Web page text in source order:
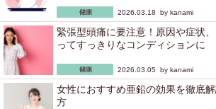
2026.03.18 by kanami
緊張型頭痛に要注意！原因や症状
ってすっきりなコンディションに
2026.03.05 by kanami
女性におすすめ亜鉛の効果を徹底
方